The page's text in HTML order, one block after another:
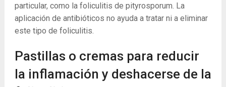
particular, como la foliculitis de pityrosporum. La
aplicación de antibióticos no ayuda a tratar ni a eliminar
este tipo de foliculitis.
Pastillas o cremas para reducir
la inflamación y deshacerse de la